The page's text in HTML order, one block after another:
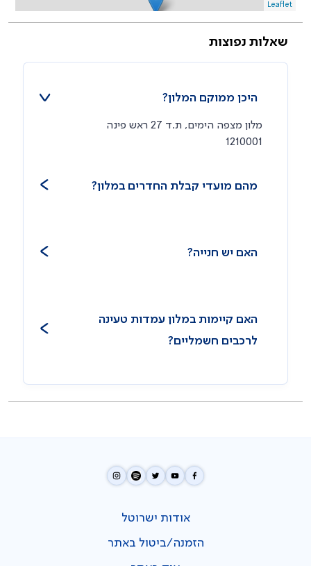
Leaflet
שאלות נפוצות
היכן ממוקם המלון?
מלון מצפה הימים, ת.ד 27 ראש פינה
1210001
מהם מועדי קבלת החדרים במלון?
האם יש חנייה?
האם קיימות במלון עמדות טעינה
לרכבים חשמליים?
אודות ישרוטל
הזמנה/ביטול באתר